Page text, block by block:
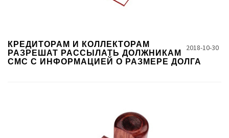
2018-10-30
КРЕДИТОРАМ И КОЛЛЕКТОРАМ
РАЗРЕШАТ РАССЫЛАТЬ ДОЛЖНИКАМ
СМС С ИНФОРМАЦИЕЙ О РАЗМЕРЕ ДОЛГА